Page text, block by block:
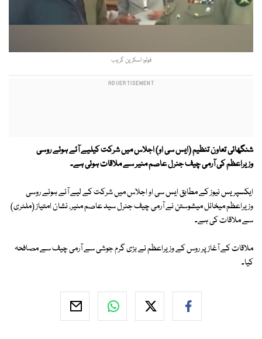
فوٹو: اسکرین گریب
شنگھائی تعاون تنظیم (ایس سی او) اجلاس میں شرکت کیلیے آئے ہوئے روسی
وزیراعظم کی آرمی چیف جنرل عاصم منیر سے ملاقات ہوئی ہے۔
ایکسپریس نیوز کے مطابق ایس سی او اجلاس میں شرکت کے لیے آئے ہوئے روسی
وزیراعظم میخائل میشوستن نے آرمی چیف جنرل سید عاصم منیر، نشان امتیاز (ملٹری)
سے ملاقات کی ہے۔
ملاقات کے آغاز پر روس کے وزیراعظم نے بڑی گرم جوشی سے آرمی چیف سے مصافحہ
کیا۔